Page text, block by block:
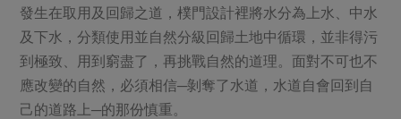
美妝保養 個人清潔
家庭清潔 織品
防災用品
主題食譜
異國料理
年菜食譜
2024農業發展計畫年度報告
更多議題活動
把最好的台灣味帶回家！
生活者e週報
綠主張月刊
社務專區
選舉專區
最新消息
發生在取用及回歸之道，樸門設計裡將水分為上水、中水
及下水，分類使用並自然分級回歸土地中循環，並非得污
到極致、用到窮盡了，再挑戰自然的道理。面對不可也不
應改變的自然，必須相信─剝奪了水道，水道自會回到自
己的道路上─的那份慎重。